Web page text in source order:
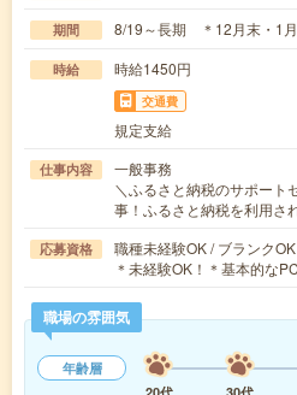
期間 8/19～長期 ＊12月末・1
時給 時給1450円
交通費
規定支給
仕事内容
一般事務
＼ふるさと納税のサポート
事！ふるさと納税を利用
応募資格
職種未経験OK / ブランク
＊未経験OK！＊基本的な
職場の雰囲気
年齢層